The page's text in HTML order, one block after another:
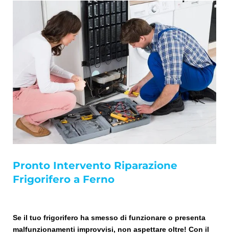
Pronto Intervento Riparazione
Frigorifero a Ferno
Se il tuo frigorifero ha smesso di funzionare o presenta
malfunzionamenti improvvisi, non aspettare oltre! Con il